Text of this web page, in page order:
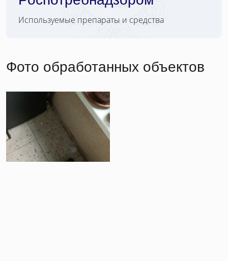
Используемые препараты и средства
Фото обработанных объектов